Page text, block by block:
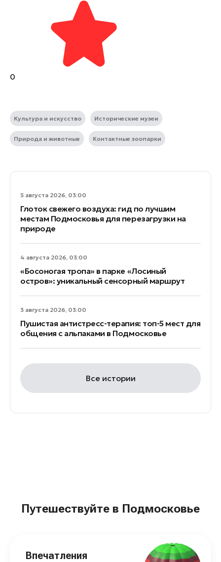
5 августа 2026, 03:00
Глоток свежего воздуха: гид по лучшим
местам Подмосковья для перезагрузки на
природе
4 августа 2026, 03:00
«Босоногая тропа» в парке «Лосиный
остров»: уникальный сенсорный маршрут
3 августа 2026, 03:00
Пушистая антистресс-терапия: топ-5 мест для
общения с альпаками в Подмосковье
Все истории
0
Культура и искусство Исторические музеи
Природа и животные Контактные зоопарки
Путешествуйте в Подмосковье
Впечатления